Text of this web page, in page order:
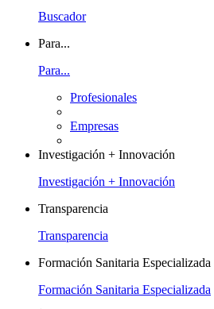
Buscador
Para...
Para...
Profesionales
Empresas
Investigación + Innovación
Investigación + Innovación
Transparencia
Transparencia
Formación Sanitaria Especializada
Formación Sanitaria Especializada